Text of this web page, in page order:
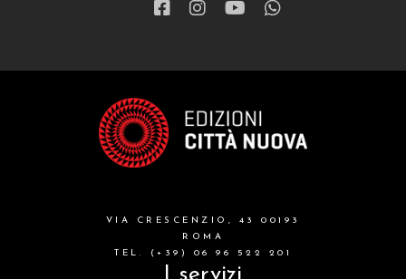
VIA CRESCENZIO, 43 00193
ROMA
TEL. (+39) 06 96 522 201